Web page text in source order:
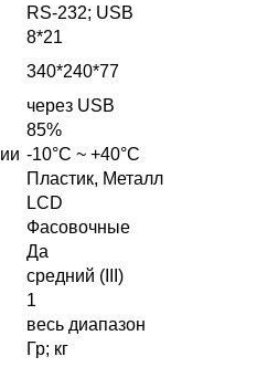
RS-232; USB
8*21
340*240*77
через USB
85%
-10°C ~ +40°C
Пластик, Металл
LCD
Фасовочные
Да
средний (III)
1
весь диапазон
Гр; кг